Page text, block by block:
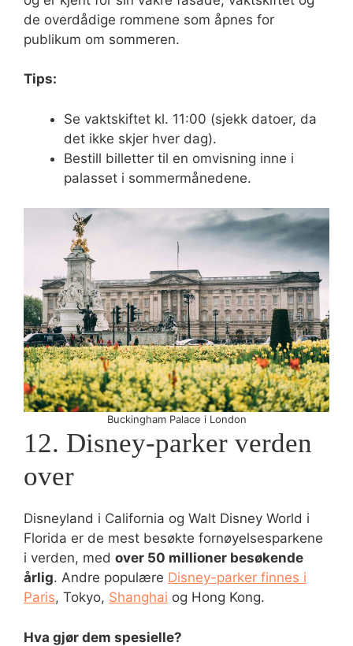
de overdådige rommene som åpnes for
publikum om sommeren.
Tips:
Se vaktskiftet kl. 11:00 (sjekk datoer, da
det ikke skjer hver dag).
Bestill billetter til en omvisning inne i
palasset i sommermånedene.
Buckingham Palace i London
12. Disney-parker verden
over
Disneyland i California og Walt Disney World i
Florida er de mest besøkte fornøyelsesparkene
i verden, med over 50 millioner besøkende
årlig. Andre populære Disney-parker finnes i
Paris, Tokyo, Shanghai og Hong Kong.
Hva gjør dem spesielle?